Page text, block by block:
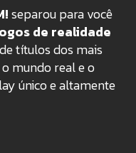
separou para você
de realidade
títulos dos mais
mundo real e o
único e altamente